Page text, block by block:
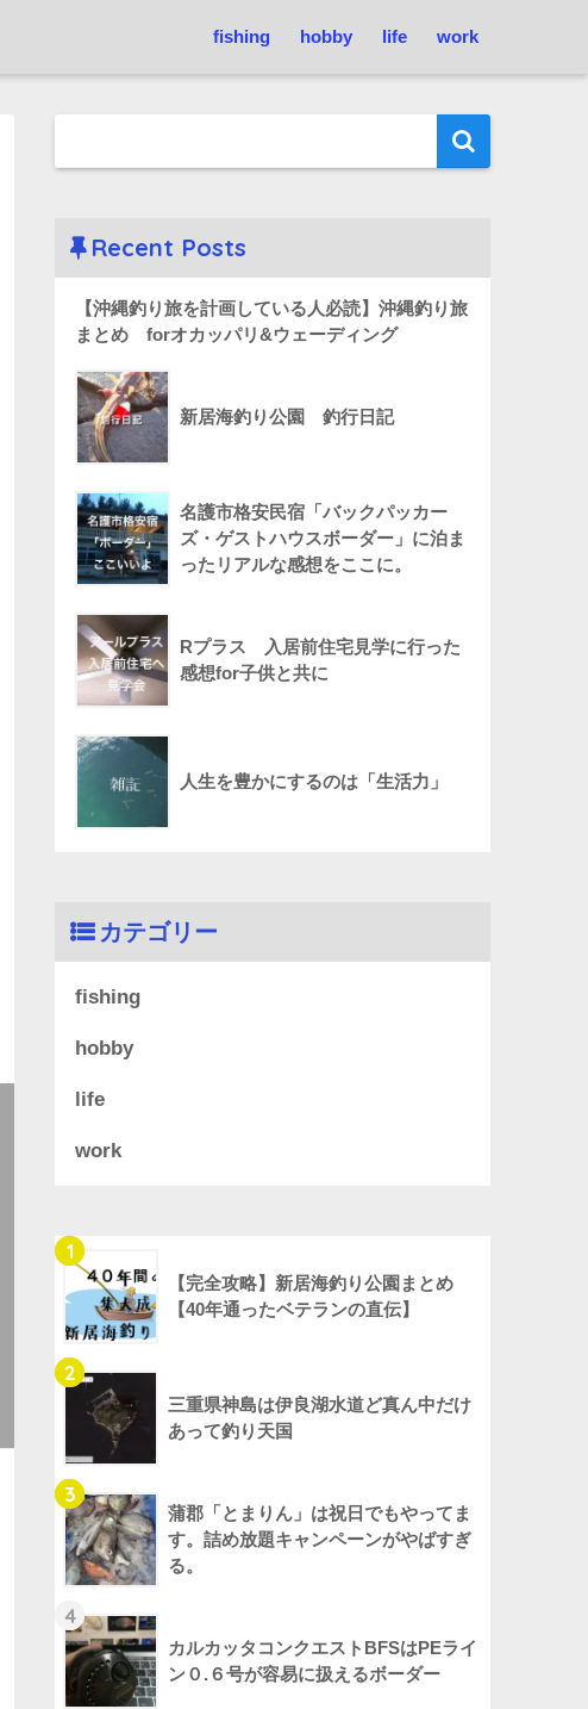
fishing hobby life work
Recent Posts
【沖縄釣り旅を計画している人必読】沖縄釣り旅
まとめ forオカッパリ&ウェーディング
新居海釣り公園 釣行日記
名護市格安民宿「バックパッカー
ズ・ゲストハウスボーダー」に泊ま
ったリアルな感想をここに。
Rプラス 入居前住宅見学に行った
感想for子供と共に
人生を豊かにするのは「生活力」
カテゴリー
fishing
hobby
life
work
1
【完全攻略】新居海釣り公園まとめ
【40年通ったベテランの直伝】
2
三重県神島は伊良湖水道ど真ん中だけ
あって釣り天国
3
蒲郡「とまりん」は祝日でもやってま
す。詰め放題キャンペーンがやばすぎ
る。
4
カルカッタコンクエストBFSはPEライ
ン０.６号が容易に扱えるボーダー